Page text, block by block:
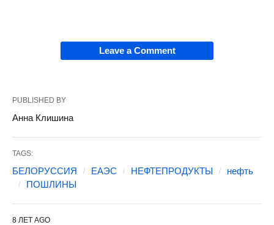
Leave a Comment
PUBLISHED BY
Анна Клишина
TAGS:
БЕЛОРУССИЯ ЕАЭС НЕФТЕПРОДУКТЫ
нефть
ПОШЛИНЫ
8 ЛЕТ AGO